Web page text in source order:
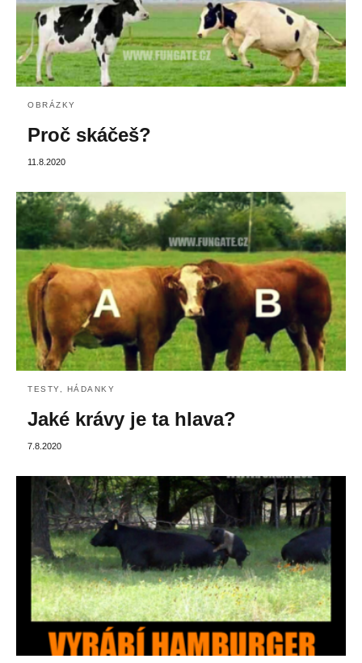
OBRÁZKY
Proč skáčeš?
11.8.2020
TESTY, HÁDANKY
Jaké krávy je ta hlava?
7.8.2020